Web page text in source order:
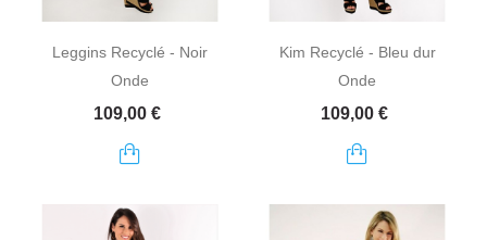
Leggins Recyclé - Noir
Onde
Prix
109,00 €
Kim Recyclé - Bleu dur
Onde
Prix
109,00 €